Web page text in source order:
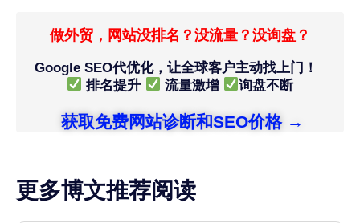
做外贸，网站没排名？没流量？没询盘？
Google SEO代优化，让全球客户主动找上门！
排名提升
流量激增 询盘不断
获取免费网站诊断和SEO价格 →
更多博文推荐阅读